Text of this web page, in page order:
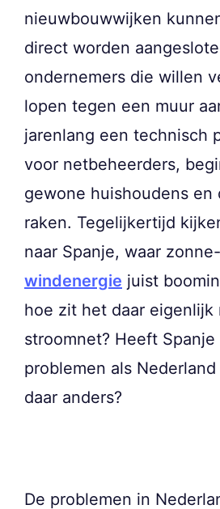
nieuwbouwwijken
direct worden
ondernemers die willen
lopen tegen een muur
jarenlang een technisch
voor netbeheerders,
gewone huishoudens en
raken. Tegelijkertijd
naar Spanje, waar
windenergie juist
hoe zit het daar eigenlijk
stroomnet? Heeft
problemen als
daar anders?
De problemen in